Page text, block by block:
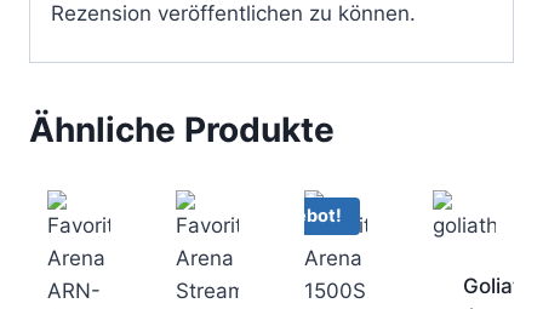
Rezension veröffentlichen zu können.
Ähnliche Produkte
Angebot!
Goliath